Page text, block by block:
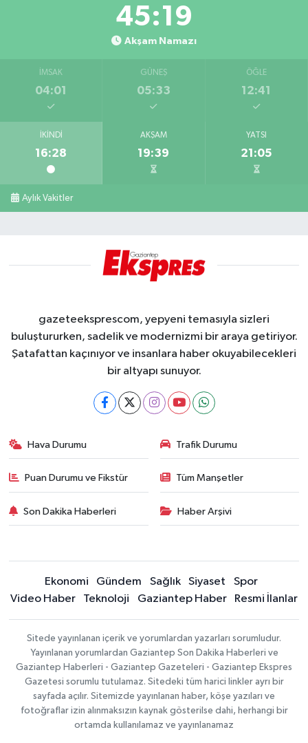
45:18
Akşam Namazı
İMSAK
04:01
GÜNEŞ
05:33
ÖĞLE
12:41
İKINDI
16:28
AKŞAM
19:39
YATSI
21:05
Aylık Vakitler
gazeteeksprescom, yepyeni temasıyla sizleri
buluştururken, sadelik ve modernizmi bir araya getiriyor.
Şatafattan kaçınıyor ve insanlara haber okuyabilecekleri
bir altyapı sunuyor.
Hava Durumu Trafik Durumu
Puan Durumu ve Fikstür Tüm Manşetler
Son Dakika Haberleri Haber Arşivi
Ekonomi Gündem Sağlık Siyaset
Spor
Video Haber
Teknoloji Gaziantep Haber Resmi İlanlar
Sitede yayınlanan içerik ve yorumlardan yazarları sorumludur.
Yayınlanan yorumlardan Gaziantep Son Dakika Haberleri ve
Gaziantep Haberleri - Gaziantep Gazeteleri - Gaziantep Ekspres
Gazetesi sorumlu tutulamaz. Sitedeki tüm harici linkler ayrı bir
sayfada açılır. Sitemizde yayınlanan haber, köşe yazıları ve
fotoğraflar izin alınmaksızın kaynak gösterilse dahi, herhangi bir
ortamda kullanılamaz ve yayınlanamaz